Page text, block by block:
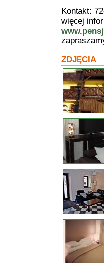
Kontakt:
więcej
ZDJĘCIA